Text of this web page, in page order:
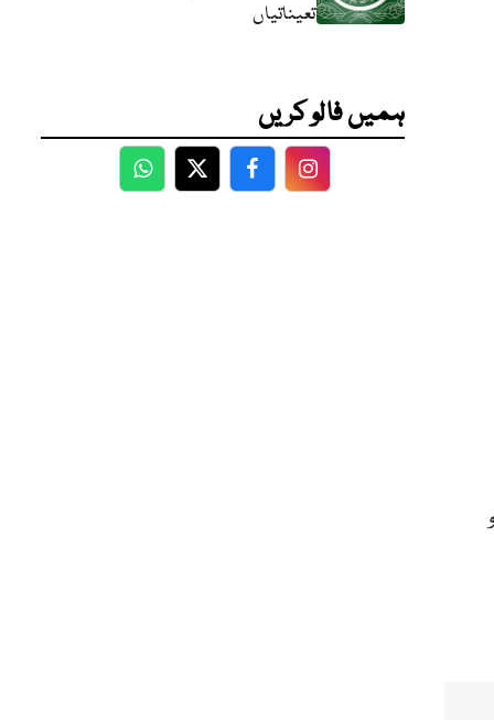
تعیناتیاں
ہمیں فالو کریں
WhatsApp
TwitterFacebookFacebook